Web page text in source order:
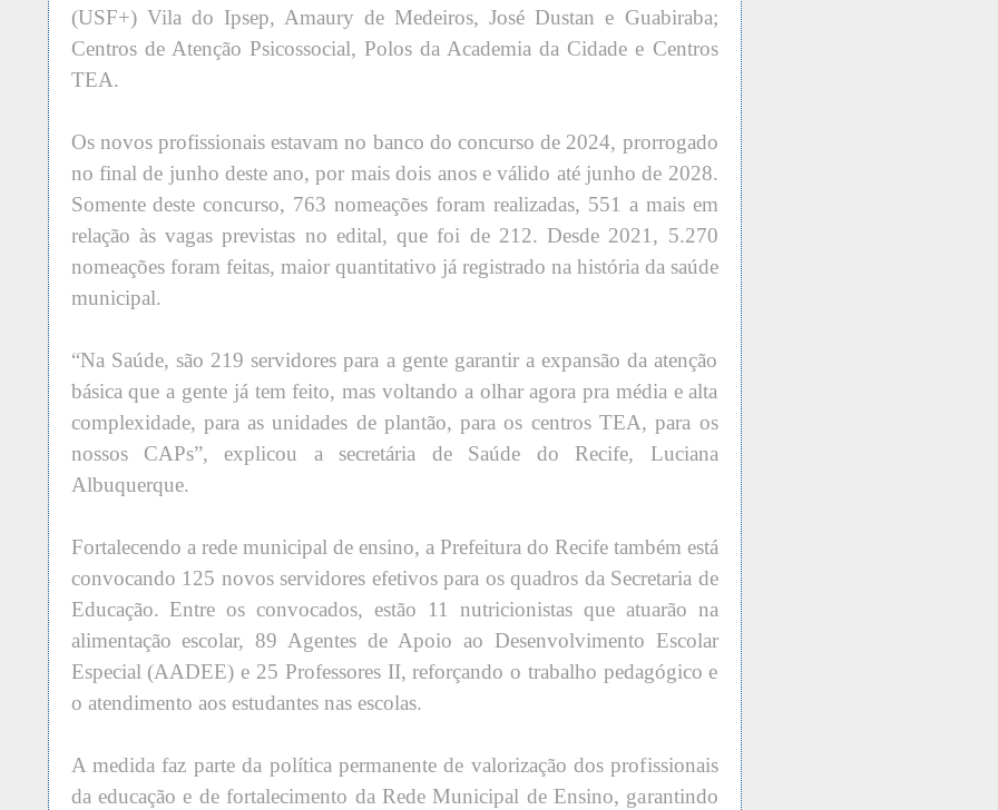
(USF+) Vila do Ipsep, Amaury de Medeiros, José Dustan e Guabiraba;
Centros de Atenção Psicossocial, Polos da Academia da Cidade e Centros
TEA.
Os novos profissionais estavam no banco do concurso de 2024, prorrogado
no final de junho deste ano, por mais dois anos e válido até junho de 2028.
Somente deste concurso, 763 nomeações foram realizadas, 551 a mais em
relação às vagas previstas no edital, que foi de 212. Desde 2021, 5.270
nomeações foram feitas, maior quantitativo já registrado na história da saúde
municipal.
“Na Saúde, são 219 servidores para a gente garantir a expansão da atenção
básica que a gente já tem feito, mas voltando a olhar agora pra média e alta
complexidade, para as unidades de plantão, para os centros TEA, para os
nossos CAPs”, explicou a secretária de Saúde do Recife, Luciana
Albuquerque.
Fortalecendo a rede municipal de ensino, a Prefeitura do Recife também está
convocando 125 novos servidores efetivos para os quadros da Secretaria de
Educação. Entre os convocados, estão 11 nutricionistas que atuarão na
alimentação escolar, 89 Agentes de Apoio ao Desenvolvimento Escolar
Especial (AADEE) e 25 Professores II, reforçando o trabalho pedagógico e
o atendimento aos estudantes nas escolas.
A medida faz parte da política permanente de valorização dos profissionais
da educação e de fortalecimento da Rede Municipal de Ensino, garantindo